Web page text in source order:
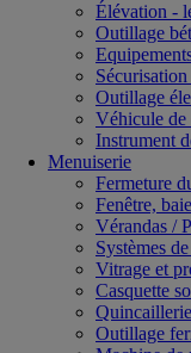
Élévation -
Outillage
Outillage
Véhicule
Instrument
Menuiserie
Fermeture
Fenêtre,
Vérandas /
Systèmes
Vitrage et
Casquette
Outillage